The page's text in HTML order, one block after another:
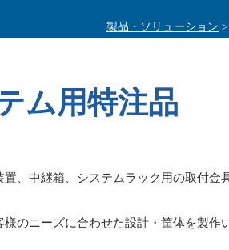
製品・ソリューション >
ム用特注品
、中継箱、システムラック用の取付金
のニーズに合わせた設計・筐体を製作